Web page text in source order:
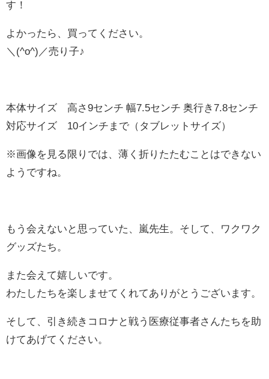
す！
よかったら、買ってください。
＼(^o^)／売り子♪
本体サイズ 高さ9センチ 幅7.5センチ 奥行き7.8センチ
対応サイズ 10インチまで（タブレットサイズ）
※画像を見る限りでは、薄く折りたたむことはできない
ようですね。
もう会えないと思っていた、嵐先生。そして、ワクワク
グッズたち。
また会えて嬉しいです。
わたしたちを楽しませてくれてありがとうございます。
そして、引き続きコロナと戦う医療従事者さんたちを助
けてあげてください。